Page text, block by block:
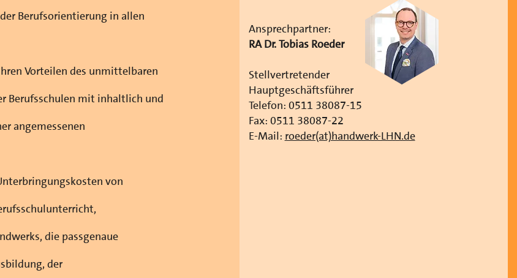
Berufsorientierung in allen
Vorteilen des unmittelbaren
Berufsschulen mit inhaltlich und
angemessenen
von
die passgenaue
der
Ansprechpartner:
RA Dr. Tobias Roeder
Stellvertretender
Hauptgeschäftsführer
Telefon: 0511 38087-15
Fax: 0511 38087-22
E-Mail: roeder(at)handwerk-LHN.de